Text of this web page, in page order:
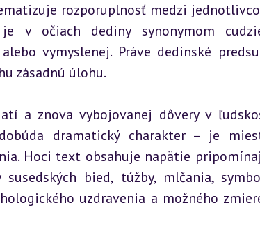
rozporuplnosť medzi
v očiach dediny synonymom
vymyslenej. Práve dedinské
zásadnú úlohu.
a znova vybojovanej dôvery v
dramatický charakter – je
Hoci text obsahuje napätie
bied, túžby, mlčania,
uzdravenia a možného